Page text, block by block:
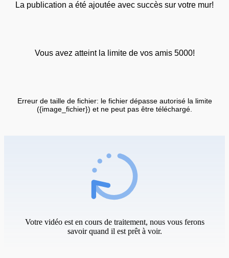
La publication a été ajoutée avec succès sur votre mur!
Vous avez atteint la limite de vos amis 5000!
Erreur de taille de fichier: le fichier dépasse autorisé la limite
({image_fichier}) et ne peut pas être téléchargé.
Votre vidéo est en cours de traitement, nous vous ferons
savoir quand il est prêt à voir.